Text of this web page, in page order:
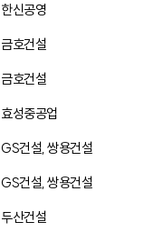
한신공영
금호건설
금호건설
효성중공업
GS건설, 쌍용건설
GS건설, 쌍용건설
두산건설